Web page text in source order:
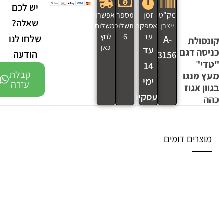
קונסולת
כניסה דגם
"טדי"
מעץ מנגו
בגוון אגוז
כהה
מק"ט
ייצרן
A-
3156
זמן
אספקה
עד
עד
14
ימי
עסקים
מספר
תשלומים
6
אפשרויות
משלוח
לחץ
כאן
יש לכם
שאלה?
שלחו לנו
הודעה
קבלת
עזרה
מוצרים דומים